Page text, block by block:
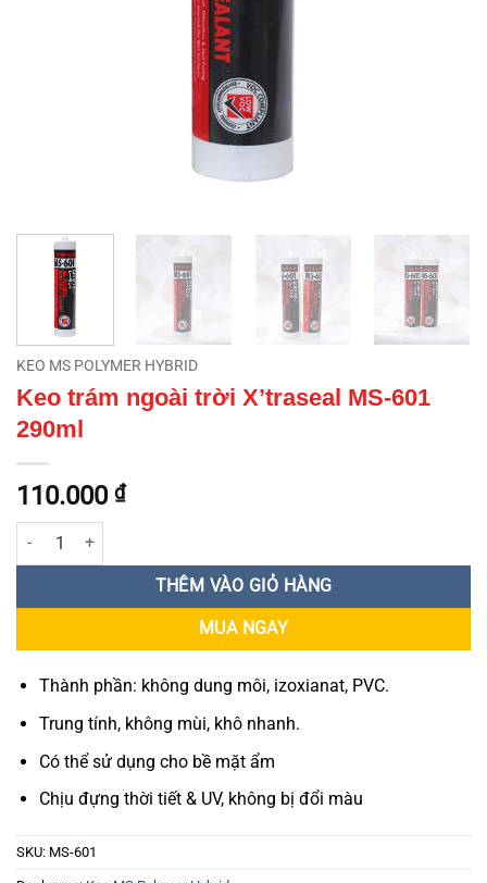
KEO MS POLYMER HYBRID
Keo trám ngoài trời X’traseal MS-601
290ml
110.000 ₫
Keo trám ngoài trời X'traseal MS-601 290ml số lượng
THÊM VÀO GIỎ HÀNG
MUA NGAY
Thành phần: không dung môi, izoxianat, PVC.
Trung tính, không mùi, khô nhanh.
Có thể sử dụng cho bề mặt ẩm
Chịu đựng thời tiết & UV, không bị đổi màu
SKU: MS-601